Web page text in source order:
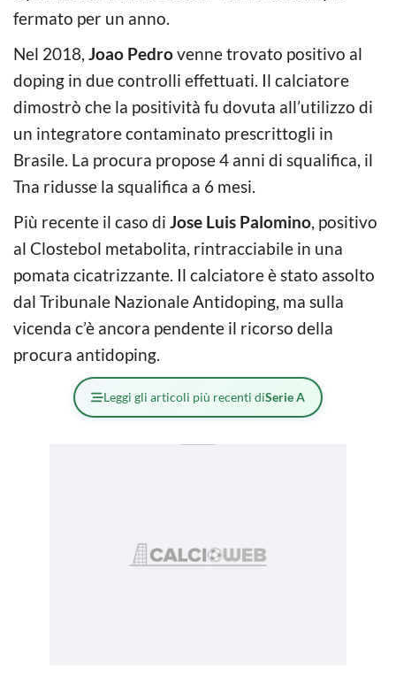
fermato per un anno.
Nel 2018, Joao Pedrovenne trovato positivo al
doping in due controlli effettuati. Il calciatore
dimostrò che la positività fu dovuta all’utilizzo di
un integratore contaminato prescrittogli in
Brasile. La procura propose 4 anni di squalifica, il
Tna ridusse la squalifica a 6 mesi.
Più recente il caso di Jose Luis Palomino, positivo
al Clostebol metabolita, rintracciabile in una
pomata cicatrizzante. Il calciatore è stato assolto
dal Tribunale Nazionale Antidoping, ma sulla
vicenda c’è ancora pendente il ricorso della
procura antidoping.
Leggi gli articoli più recenti diSerie A